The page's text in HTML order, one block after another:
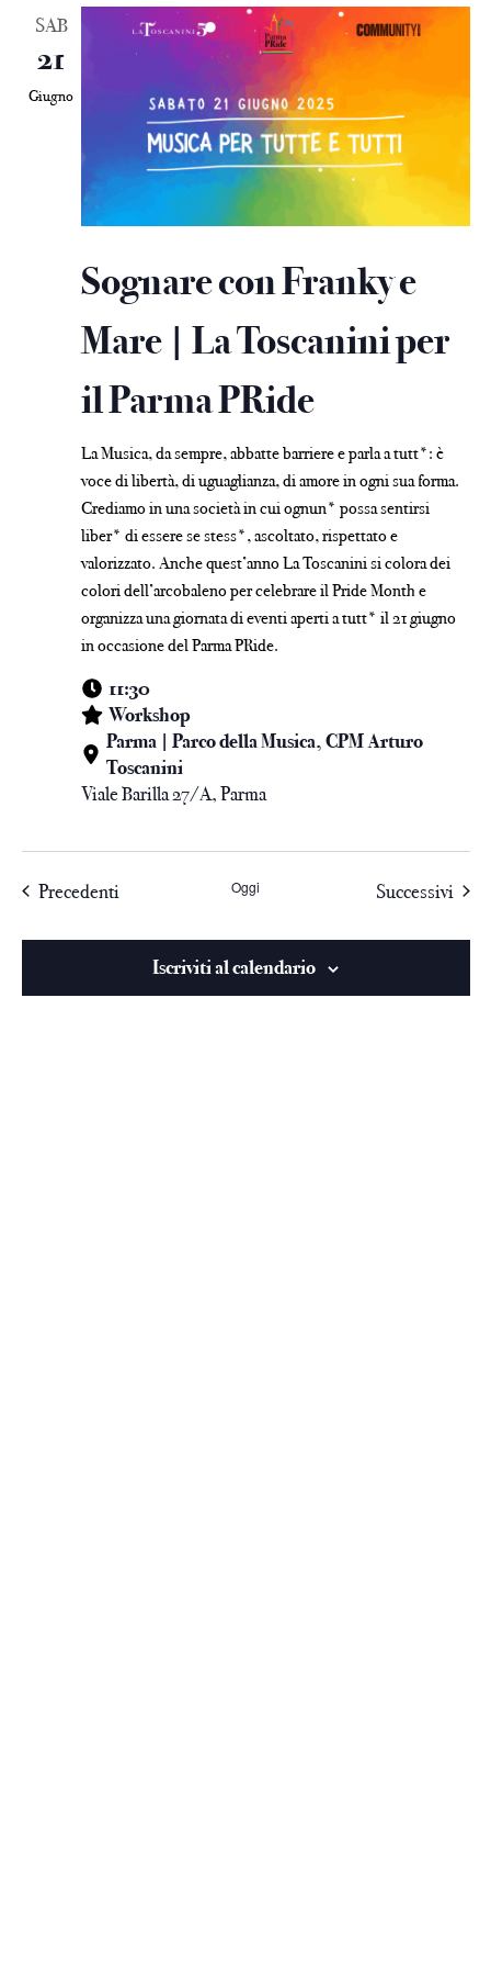
SAB
21
Giugno
Sognare con Franky e
Mare | La Toscanini per
il Parma PRide
La Musica, da sempre, abbatte barriere e parla a tutt*: è
voce di libertà, di uguaglianza, di amore in ogni sua forma.
Crediamo in una società in cui ognun* possa sentirsi
liber* di essere se stess*, ascoltato, rispettato e
valorizzato. Anche quest’anno La Toscanini si colora dei
colori dell’arcobaleno per celebrare il Pride Month e
organizza una giornata di eventi aperti a tutt* il 21 giugno
in occasione del Parma PRide.
11:30
Workshop
Parma | Parco della Musica, CPM Arturo
Toscanini
Viale Barilla 27/A, Parma
Precedenti Oggi Successivi
Iscriviti al calendario